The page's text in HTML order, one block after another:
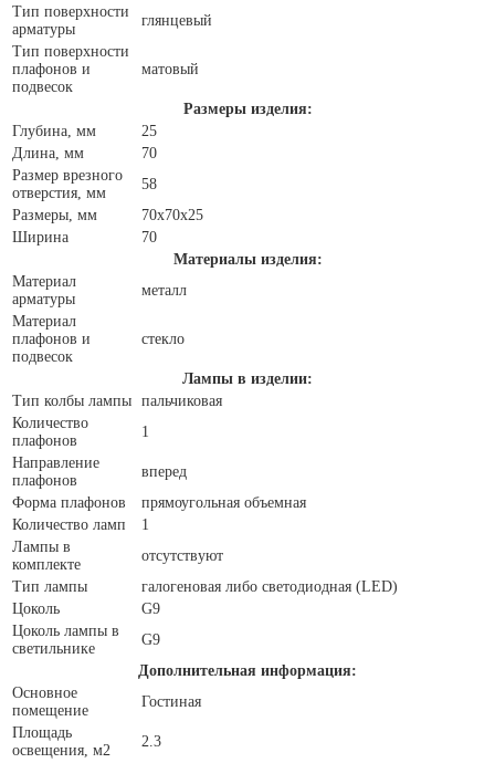
Тип поверхности
арматуры
глянцевый
Тип поверхности
плафонов и
подвесок
матовый
Размеры изделия:
Глубина, мм
25
Длина, мм
70
Размер врезного
отверстия, мм
58
Размеры, мм
70x70x25
Ширина
70
Материалы изделия:
Материал
арматуры
металл
Материал
плафонов и
подвесок
стекло
Лампы в изделии:
Тип колбы лампы пальчиковая
Количество
плафонов
1
Направление
плафонов
вперед
Форма плафонов
прямоугольная объемная
Количество ламп
1
Лампы в
комплекте
отсутствуют
Тип лампы
галогеновая либо светодиодная (LED)
Цоколь
G9
Цоколь лампы в
светильнике
G9
Дополнительная информация:
Основное
помещение
Гостиная
Площадь
освещения, м2
2.3